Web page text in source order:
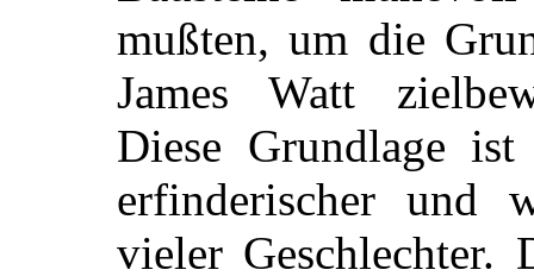
mußten, um die
James Watt
Diese Grundlage ist
erfinderischer und
vieler Geschlechter.